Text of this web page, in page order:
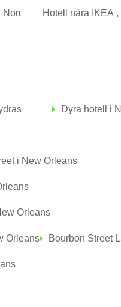
Hotell nära IKEA
Dyra hotell i
i New Orleans
Orleans
Orleans Bourbon Street